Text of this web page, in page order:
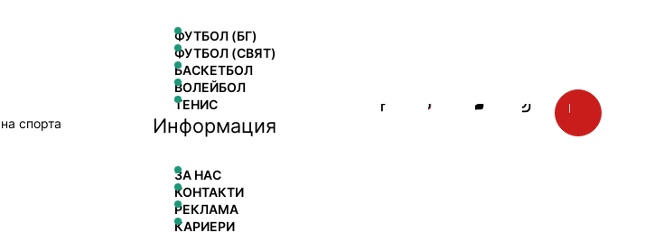
спорта
ФУТБОЛ (БГ)
ФУТБОЛ (СВЯТ)
БАСКЕТБОЛ
ВОЛЕЙБОЛ
ТЕНИС
Информация
ЗА НАС
КОНТАКТИ
РЕКЛАМА
КАРИЕРИ